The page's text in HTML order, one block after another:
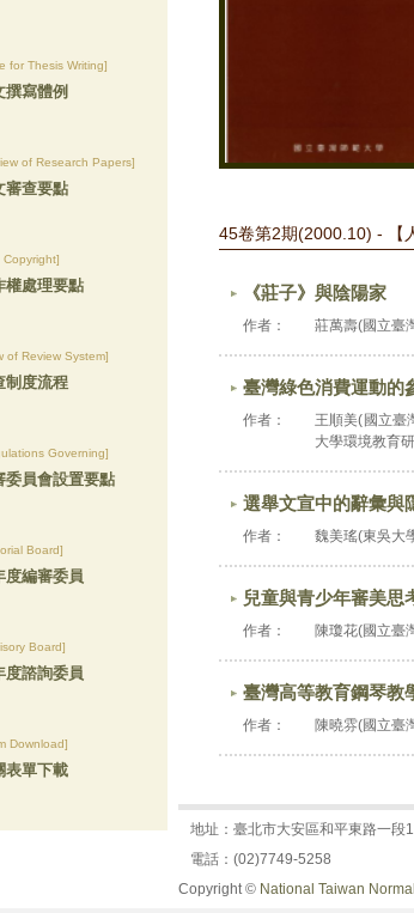
for Thesis Writing]
撰寫體例
of Research Papers]
審查要點
Copyright]
權處理要點
of Review System]
制度流程
Governing]
委員會設置要點
Board]
度編審委員
Board]
度諮詢委員
Download]
表單下載
45卷第2期(2000.10) - 【
《莊子》與陰陽家
作者： 莊萬壽(國立臺
臺灣綠色消費運動的
作者：
王順美(國立臺
大學環境教育
選舉文宣中的辭彙與
作者： 魏美瑤(東吳大
兒童與青少年審美思
作者： 陳瓊花(國立臺
臺灣高等教育鋼琴教
作者： 陳曉雰(國立臺
地址：臺北市大安區和平東路一段
電話：(02)7749-5258
Copyright © National Taiwan